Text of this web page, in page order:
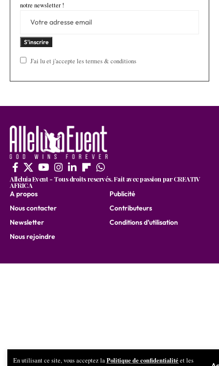
En utilisant ce site, vous acceptez laPolitique de confidentialitéet les
notre newsletter !
J'ai lu et j'accepte les termes & conditions
Alleluia Event - Tous droits reservés. Fait avec passion par CREATIV
AFRICA
A propos
Nous contacter
Newsletter
Nous rejoindre
Publicité
Contributeurs
Conditions d’utilisation